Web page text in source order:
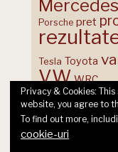
Mercedes
Porsche pret
Tesla Toyota
VW WRC
© 2026 Ecart
Privacy & Cookies:
website, you agree to
To find out more,
cookie-uri